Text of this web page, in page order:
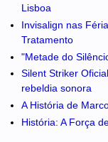
Lisboa
Invisalign nas
Tratamento
"Metade do
Silent Striker
rebeldia sonora
A História de
História: A Força